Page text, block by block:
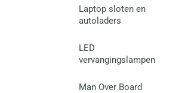
Laptop sloten en
autoladers
LED
vervangingslampen
Man Over Board